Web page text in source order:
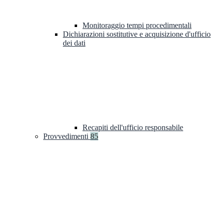
Monitoraggio tempi procedimentali
Dichiarazioni sostitutive e acquisizione d'ufficio
dei dati
Recapiti dell'ufficio responsabile
Provvedimenti 85